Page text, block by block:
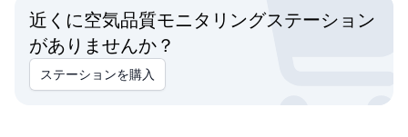
近くに空気品質モニタリングステーション
がありませんか？
ステーションを購入